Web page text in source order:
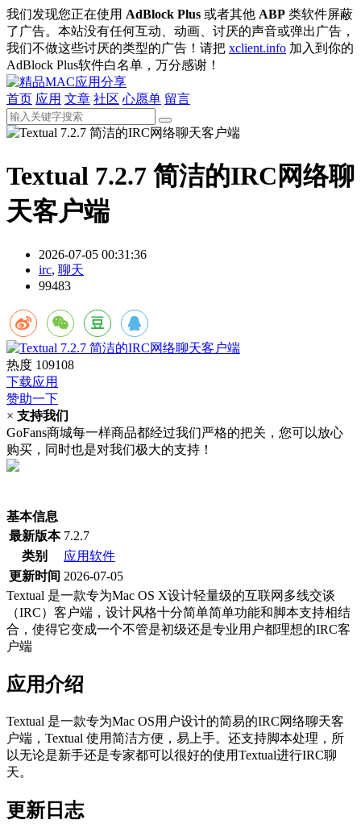
我们发现您正在使用 AdBlock Plus 或者其他 ABP 类软件屏蔽
了广告。本站没有任何互动、动画、讨厌的声音或弹出广告，
我们不做这些讨厌的类型的广告！请把 xclient.info 加入到你的
AdBlock Plus软件白名单，万分感谢！
首页 应用 文章 社区 心愿单 留言
Textual 7.2.7 简洁的IRC网络聊
天客户端
2026-07-05 00:31:36
irc, 聊天
99483
热度 109108
下载应用
赞助一下
× 支持我们
GoFans商城每一样商品都经过我们严格的把关，您可以放心
购买，同时也是对我们极大的支持！
基本信息
最新版本 7.2.7
类别
应用软件
更新时间 2026-07-05
Textual 是一款专为Mac OS X设计轻量级的互联网多线交谈
（IRC）客户端，设计风格十分简单简单功能和脚本支持相结
合，使得它变成一个不管是初级还是专业用户都理想的IRC客
户端
应用介绍
Textual 是一款专为Mac OS用户设计的简易的IRC网络聊天客
户端，Textual 使用简洁方便，易上手。还支持脚本处理，所
以无论是新手还是专家都可以很好的使用Textual进行IRC聊
天。
更新日志